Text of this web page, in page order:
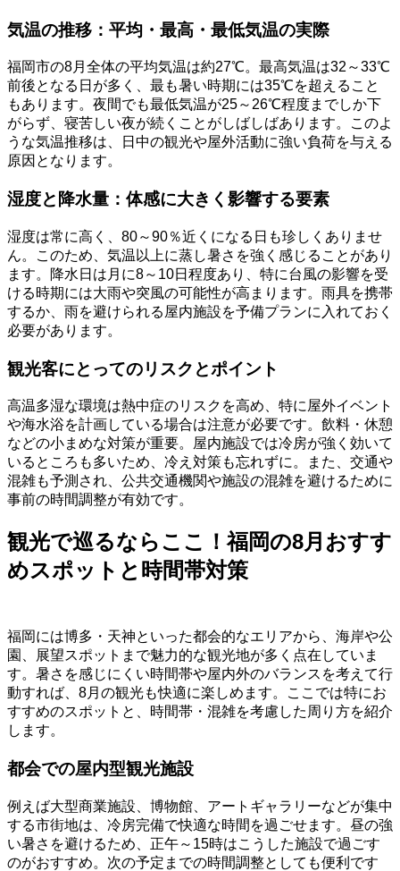
気温の推移：平均・最高・最低気温の実際
福岡市の8月全体の平均気温は約27℃。最高気温は32～33℃
前後となる日が多く、最も暑い時期には35℃を超えること
もあります。夜間でも最低気温が25～26℃程度までしか下
がらず、寝苦しい夜が続くことがしばしばあります。このよ
うな気温推移は、日中の観光や屋外活動に強い負荷を与える
原因となります。
湿度と降水量：体感に大きく影響する要素
湿度は常に高く、80～90％近くになる日も珍しくありませ
ん。このため、気温以上に蒸し暑さを強く感じることがあり
ます。降水日は月に8～10日程度あり、特に台風の影響を受
ける時期には大雨や突風の可能性が高まります。雨具を携帯
するか、雨を避けられる屋内施設を予備プランに入れておく
必要があります。
観光客にとってのリスクとポイント
高温多湿な環境は熱中症のリスクを高め、特に屋外イベント
や海水浴を計画している場合は注意が必要です。飲料・休憩
などの小まめな対策が重要。屋内施設では冷房が強く効いて
いるところも多いため、冷え対策も忘れずに。また、交通や
混雑も予測され、公共交通機関や施設の混雑を避けるために
事前の時間調整が有効です。
観光で巡るならここ！福岡の8月おすす
めスポットと時間帯対策
福岡には博多・天神といった都会的なエリアから、海岸や公
園、展望スポットまで魅力的な観光地が多く点在していま
す。暑さを感じにくい時間帯や屋内外のバランスを考えて行
動すれば、8月の観光も快適に楽しめます。ここでは特にお
すすめのスポットと、時間帯・混雑を考慮した周り方を紹介
します。
都会での屋内型観光施設
例えば大型商業施設、博物館、アートギャラリーなどが集中
する市街地は、冷房完備で快適な時間を過ごせます。昼の強
い暑さを避けるため、正午～15時はこうした施設で過ごす
のがおすすめ。次の予定までの時間調整としても便利です